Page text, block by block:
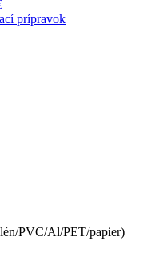
prípravok
PVC/Al/PET/papier)